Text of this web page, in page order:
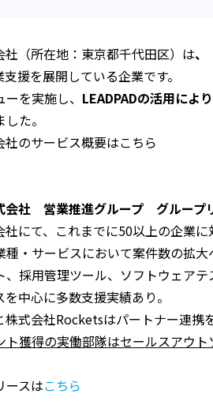
（所在地：東京都千代田区）は、
援を展開している企業です。
を実施し、 LEADPADの活用によ
た。
のサービス概要はこちら
会社 営業推進グループ グループ
にて、これまでに50以上の企業
・サービスにおいて案件数の拡
採用管理ツール、ソフトウェア
中心に多数支援実績あり。
式会社Rocketsはパートナー連携
ト獲得の実働部隊はセールスアウ
ースはこちら